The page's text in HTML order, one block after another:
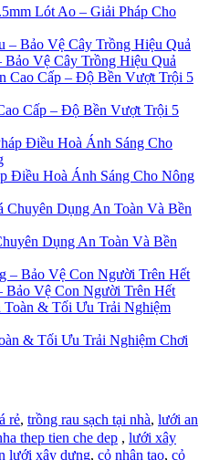
Lót Ao – Giải Pháp Cho
Vệ Cây Trồng Hiệu Quả
Cấp – Độ Bền Vượt Trội 5
Điều Hoà Ánh Sáng Cho Nông
Dụng An Toàn Và Bền
Vệ Con Người Trên Hết
& Tối Ưu Trải Nghiệm Chơi
rẻ, trồng rau sạch tại nhà, lưới an
thep tien che dep , lưới xây
lưới xây dựng, cỏ nhân tạo, cỏ